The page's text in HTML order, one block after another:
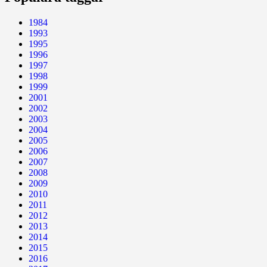
1984
1993
1995
1996
1997
1998
1999
2001
2002
2003
2004
2005
2006
2007
2008
2009
2010
2011
2012
2013
2014
2015
2016